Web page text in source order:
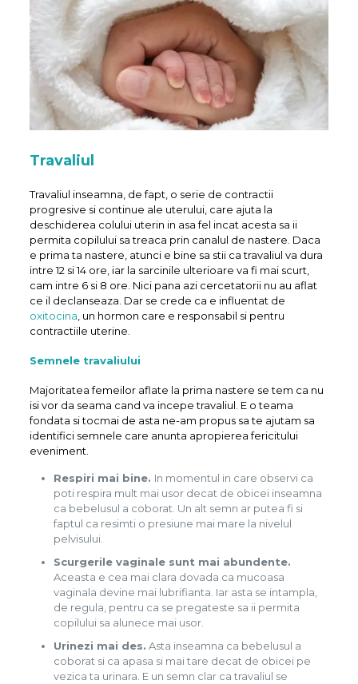
Travaliul
Travaliul inseamna, de fapt, o serie de contractii
progresive si continue ale uterului, care ajuta la
deschiderea colului uterin in asa fel incat acesta sa ii
permita copilului sa treaca prin canalul de nastere. Daca
e prima ta nastere, atunci e bine sa stii ca travaliul va dura
intre 12 si 14 ore, iar la sarcinile ulterioare va fi mai scurt,
cam intre 6 si 8 ore. Nici pana azi cercetatorii nu au aflat
ce il declanseaza. Dar se crede ca e influentat de
oxitocina, un hormon care e responsabil si pentru
contractiile uterine.
Semnele travaliului
Majoritatea femeilor aflate la prima nastere se tem ca nu
isi vor da seama cand va incepe travaliul. E o teama
fondata si tocmai de asta ne-am propus sa te ajutam sa
identifici semnele care anunta apropierea fericitului
eveniment.
Respiri mai bine. In momentul in care observi ca
poti respira mult mai usor decat de obicei inseamna
ca bebelusul a coborat. Un alt semn ar putea fi si
faptul ca resimti o presiune mai mare la nivelul
pelvisului.
Scurgerile vaginale sunt mai abundente.
Aceasta e cea mai clara dovada ca mucoasa
vaginala devine mai lubrifianta. Iar asta se intampla,
de regula, pentru ca se pregateste sa ii permita
copilului sa alunece mai usor.
Urinezi mai des. Asta inseamna ca bebelusul a
coborat si ca apasa si mai tare decat de obicei pe
vezica ta urinara. E un semn clar ca travaliul se